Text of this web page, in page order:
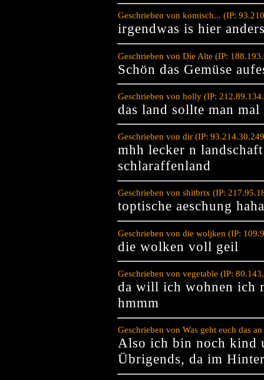
Geschrieben von komisch... (IP:
irgendwas is hier
Geschrieben von Die Alte (IP:
Schön das Gemüse
Geschrieben von holly (IP:
das land sollte man
Geschrieben von dir (IP:
mhh lecker n
schlaraffenland
Geschrieben von shitbrix (IP:
toptische aeschung
Geschrieben von die woljken (IP:
die wolken voll geil
Geschrieben von vegetable (IP:
da will ich wohnen ich
hmmm
Geschrieben von Was geht euch das
Also ich bin noch kind
Übrigends, da im